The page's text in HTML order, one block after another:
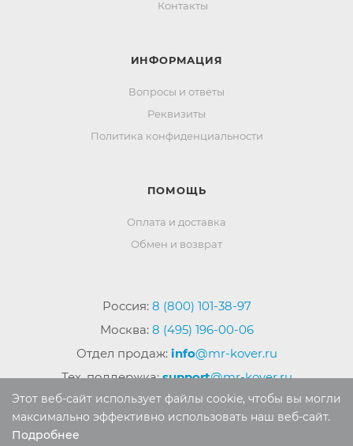
Контакты
ИНФОРМАЦИЯ
Вопросы и ответы
Реквизиты
Политика конфиденциальности
ПОМОЩЬ
Оплата и доставка
Обмен и возврат
Россия: 8 (800) 101-38-97
Москва: 8 (495) 196-00-06
Отдел продаж: info@mr-kover.ru
Тех. поддержка:support@mr-kover.ru
Этот веб-сайт использует файлы cookie, чтобы вы могли
максимально эффективно использовать наш веб-сайт.
Подробнее